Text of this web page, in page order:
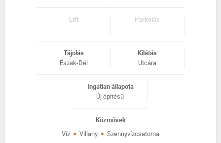
Lift Parkolás
Tájolás
Észak-Dél
Kilátás
Utcára
Ingatlan állapota
Új építésű
Közművek
Víz · Villany · Szennyvízcsatorna